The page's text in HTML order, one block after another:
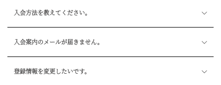
入会方法を教えてください。
入会案内のメールが届きません。
登録情報を変更したいです。